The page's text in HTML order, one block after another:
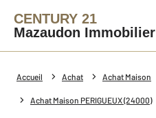
CENTURY 21
Mazaudon Immobilier
Accueil Achat Achat Maison
Achat Maison PERIGUEUX (24000)